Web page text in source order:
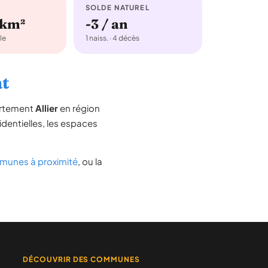
SOLDE NATUREL
-3 / an
1 naiss. · 4 décès
Allieren région
les espaces
à proximité, ou la
DÉCOUVRIR DES COMMUNES